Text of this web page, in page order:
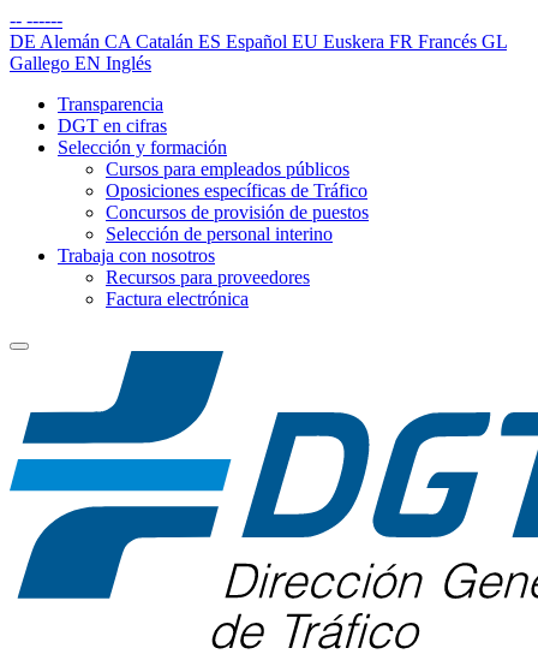
-- ------
DE Alemán CA Catalán ES Español EU Euskera FR Francés GL
Gallego EN Inglés
Transparencia
DGT en cifras
Selección y formación
Cursos para empleados públicos
Oposiciones específicas de Tráfico
Concursos de provisión de puestos
Selección de personal interino
Trabaja con nosotros
Recursos para proveedores
Factura electrónica